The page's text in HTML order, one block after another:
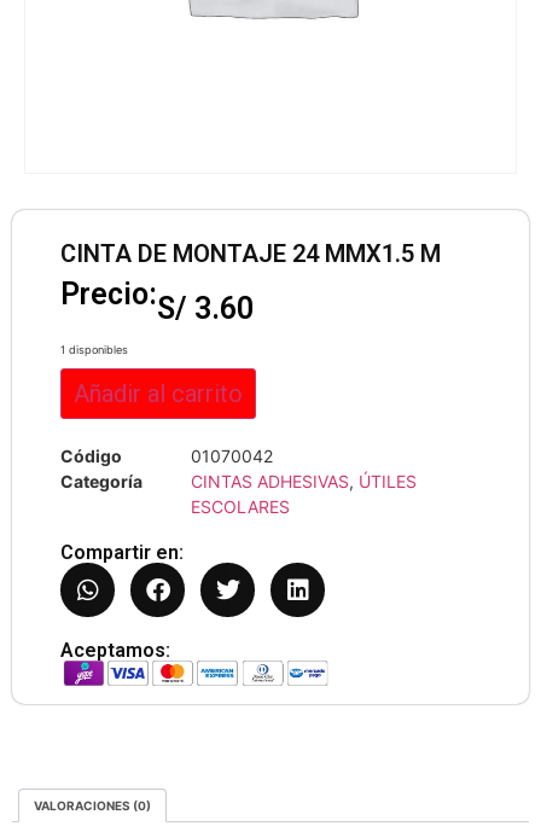
CINTA DE MONTAJE 24 MMX1.5 M
Precio:S/ 3.60
1 disponibles
Añadir al carrito
Código
01070042
Categoría
CINTAS ADHESIVAS, ÚTILES
ESCOLARES
Compartir en:
Aceptamos:
VALORACIONES (0)